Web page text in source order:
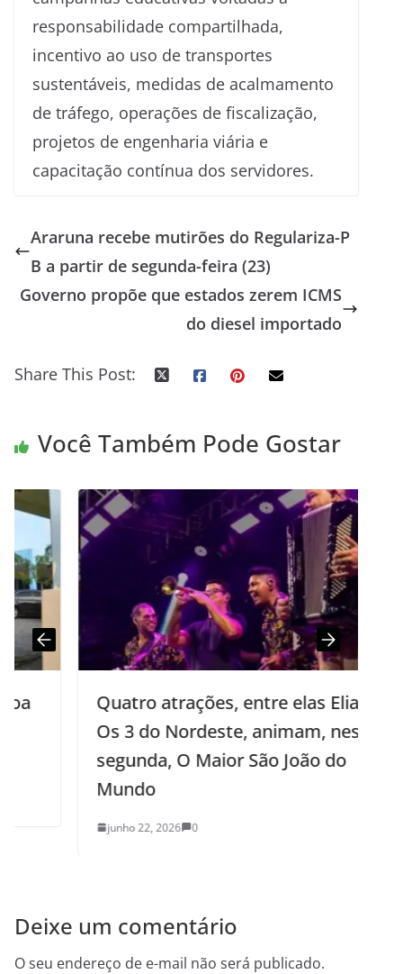
responsabilidade compartilhada,
incentivo ao uso de transportes
sustentáveis, medidas de acalmamento
de tráfego, operações de fiscalização,
projetos de engenharia viária e
capacitação contínua dos servidores.
Araruna recebe mutirões do Regulariza-P
B a partir de segunda-feira (23)
Governo propõe que estados zerem ICMS
do diesel importado
Share This Post:
Você Também Pode Gostar
Quatro atrações, entre elas Eliane e
Os 3 do Nordeste, animam, nesta
segunda, O Maior São João do
junho 22, 2026 0
Deixe um comentário
O seu endereço de e-mail não será publicado.